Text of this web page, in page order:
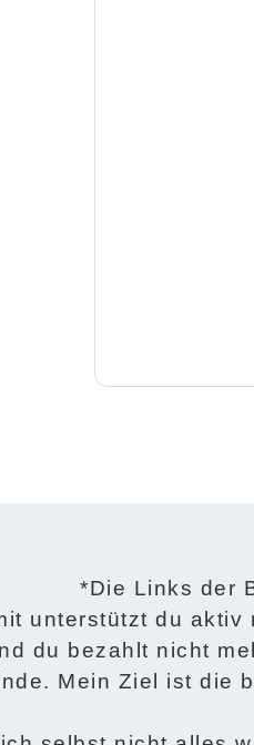
*Die Links der
unterstützt du aktiv
du bezahlt nicht
Mein Ziel ist die